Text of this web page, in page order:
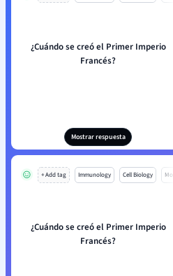
¿Cuándo se creó el Primer Imperio
Francés?
Mostrar respuesta
+ Add tag Immunology Cell Biology Mo
¿Cuándo se creó el Primer Imperio
Francés?